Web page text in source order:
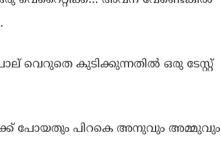
വെറുതെ കുടിക്കുന്നതിൽ ഒരു ടേസ്റ്റ്
പോയതും പിറകെ അനുവും അമ്മുവും